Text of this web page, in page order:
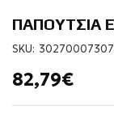
ΠΑΠΟΥΤΣΙΑ
SKU:
82,79€